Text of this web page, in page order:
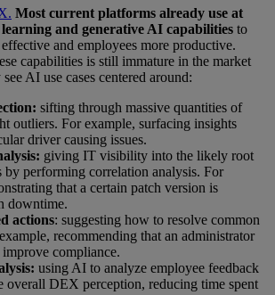
Most current platforms already use at
learning and generative AI capabilities to
and employees more productive.
capabilities is still immature in the market
AI use cases centered around:
sifting through massive quantities of
outliers. For example, surfacing insights
driver causing issues.
giving IT visibility into the likely root
by performing correlation analysis. For
that a certain patch version is
downtime.
actions: suggesting how to resolve common
recommending that an administrator
compliance.
using AI to analyze employee feedback
overall DEX perception, reducing time spent